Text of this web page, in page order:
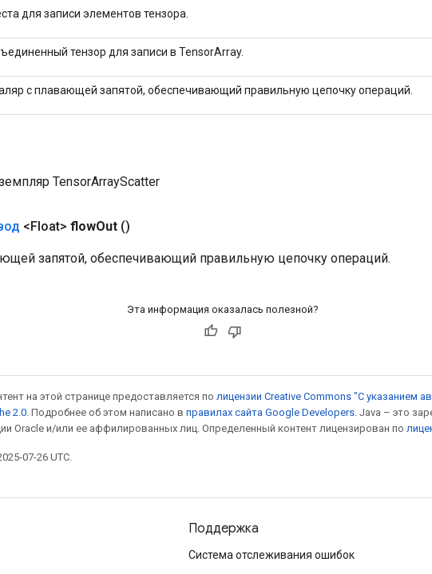
для записи элементов тензора.
тензор для записи в TensorArray.
с плавающей запятой, обеспечивающий правильную цепочку операций.
TensorArrayScatter
<Float> flowOut ()
запятой, обеспечивающий правильную цепочку операций.
Эта информация оказалась полезной?
на этой странице предоставляется по лицензии Creative Commons "С указанием
2.0 . Подробнее об этом написано в правилах сайта Google Developers . Java – это
Oracle и/или ее аффилированных лиц. Определенный контент лицензирован по
07-26 UTC.
Поддержка
Система отслеживания ошибок